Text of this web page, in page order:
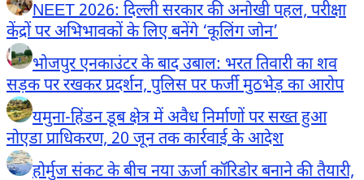
NEET 2026: दिल्ली सरकार की अनोखी पहल, परीक्षा
केंद्रों पर अभिभावकों के लिए बनेंगे ‘कूलिंग जोन’
भोजपुर एनकाउंटर के बाद उबाल: भरत तिवारी का शव
सड़क पर रखकर प्रदर्शन, पुलिस पर फर्जी मुठभेड़ का आरोप
यमुना-हिंडन डूब क्षेत्र में अवैध निर्माणों पर सख्त हुआ
नोएडा प्राधिकरण, 20 जून तक कार्रवाई के आदेश
होर्मुज संकट के बीच नया ऊर्जा कॉरिडोर बनाने की तैयारी,